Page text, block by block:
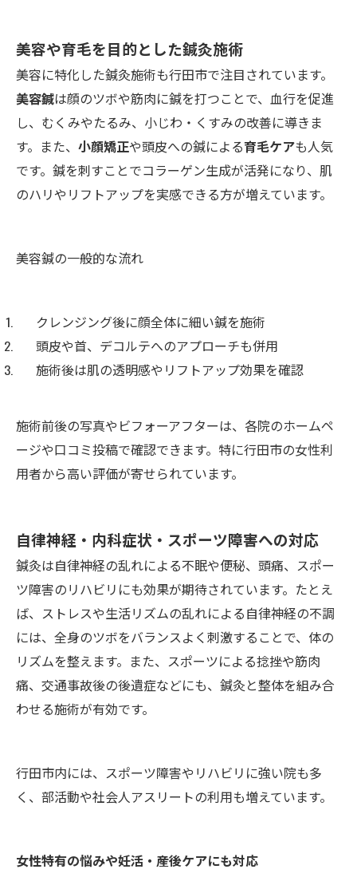
美容や育毛を目的とした鍼灸施術
美容に特化した鍼灸施術も行田市で注目されています。
美容鍼は顔のツボや筋肉に鍼を打つことで、血行を促進
し、むくみやたるみ、小じわ・くすみの改善に導きま
す。また、 小顔矯正や頭皮への鍼による育毛ケアも人気
です。鍼を刺すことでコラーゲン生成が活発になり、肌
のハリやリフトアップを実感できる方が増えています。
美容鍼の一般的な流れ
クレンジング後に顔全体に細い鍼を施術
頭皮や首、デコルテへのアプローチも併用
施術後は肌の透明感やリフトアップ効果を確認
施術前後の写真やビフォーアフターは、各院のホームペ
ージや口コミ投稿で確認できます。特に行田市の女性利
用者から高い評価が寄せられています。
自律神経・内科症状・スポーツ障害への対応
鍼灸は自律神経の乱れによる不眠や便秘、頭痛、スポー
ツ障害のリハビリにも効果が期待されています。たとえ
ば、ストレスや生活リズムの乱れによる自律神経の不調
には、全身のツボをバランスよく刺激することで、体の
リズムを整えます。また、スポーツによる捻挫や筋肉
痛、交通事故後の後遺症などにも、鍼灸と整体を組み合
わせる施術が有効です。
行田市内には、スポーツ障害やリハビリに強い院も多
く、部活動や社会人アスリートの利用も増えています。
女性特有の悩みや妊活・産後ケアにも対応